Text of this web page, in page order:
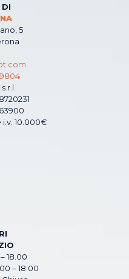
DI
5
10.000€
18.00
– 18.00